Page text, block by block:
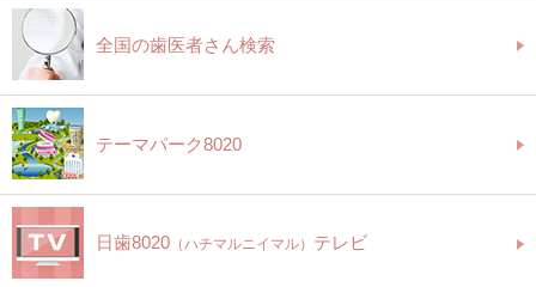
全国の歯医者さん検索
テーマパーク8020
日歯8020 （ハチマルニイマル） テレビ